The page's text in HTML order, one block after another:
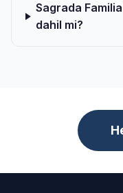
Sagrada
dahil mi?